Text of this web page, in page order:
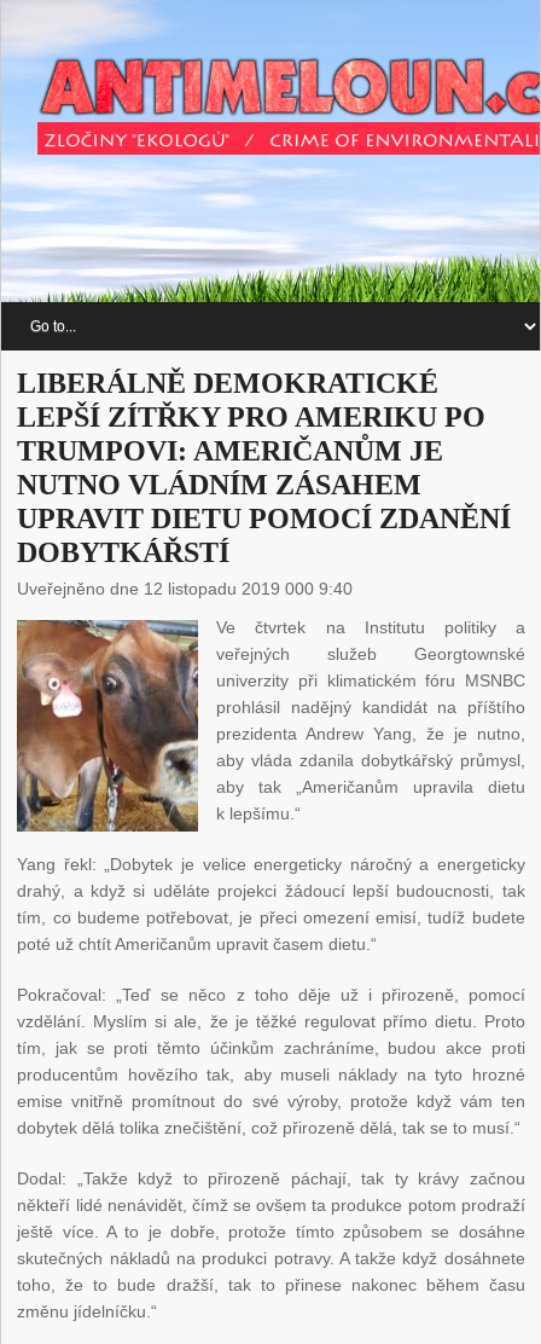
LIBERÁLNĚ DEMOKRATICKÉ
LEPŠÍ ZÍTŘKY PRO AMERIKU PO
TRUMPOVI: AMERIČANŮM JE
NUTNO VLÁDNÍM ZÁSAHEM
UPRAVIT DIETU POMOCÍ ZDANĚNÍ
DOBYTKÁŘSTÍ
Uveřejněno dne 12 listopadu 2019 000 9:40
Ve čtvrtek na Institutu politiky a
veřejných služeb Georgtownské
univerzity při klimatickém fóru MSNBC
prohlásil nadějný kandidát na příštího
prezidenta Andrew Yang, že je nutno,
aby vláda zdanila dobytkářský průmysl,
aby tak „Američanům upravila dietu
k lepšímu.“
Yang řekl: „Dobytek je velice energeticky náročný a energeticky
drahý, a když si uděláte projekci žádoucí lepší budoucnosti, tak
tím, co budeme potřebovat, je přeci omezení emisí, tudíž budete
poté už chtít Američanům upravit časem dietu.“
Pokračoval: „Teď se něco z toho děje už i přirozeně, pomocí
vzdělání. Myslím si ale, že je těžké regulovat přímo dietu. Proto
tím, jak se proti těmto účinkům zachráníme, budou akce proti
producentům hovězího tak, aby museli náklady na tyto hrozné
emise vnitřně promítnout do své výroby, protože když vám ten
dobytek dělá tolika znečištění, což přirozeně dělá, tak se to musí.“
Dodal: „Takže když to přirozeně páchají, tak ty krávy začnou
někteří lidé nenávidět, čímž se ovšem ta produkce potom prodraží
ještě více. A to je dobře, protože tímto způsobem se dosáhne
skutečných nákladů na produkci potravy. A takže když dosáhnete
toho, že to bude dražší, tak to přinese nakonec během času
změnu jídelníčku.“